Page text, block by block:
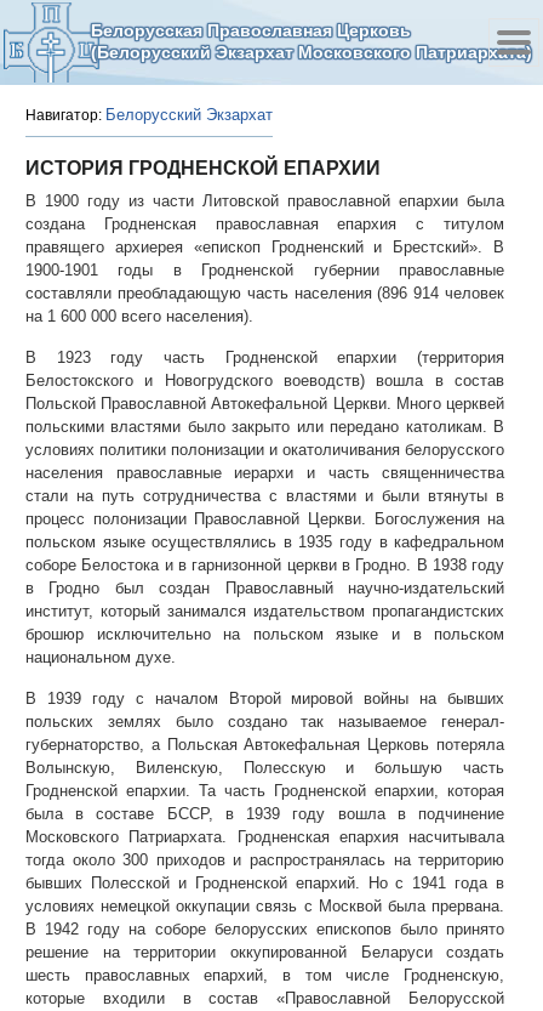
Белорусская Православная Церковь
(Белорусский Экзархат Московского Патриархата)
Навигатор: Белорусский Экзархат
ИСТОРИЯ ГРОДНЕНСКОЙ ЕПАРХИИ
В 1900 году из части Литовской православной епархии была
создана Гродненская православная епархия с титулом
правящего архиерея «епископ Гродненский и Брестский». В
1900-1901 годы в Гродненской губернии православные
составляли преобладающую часть населения (896 914 человек
на 1 600 000 всего населения).
В 1923 году часть Гродненской епархии (территория
Белостокского и Новогрудского воеводств) вошла в состав
Польской Православной Автокефальной Церкви. Много церквей
польскими властями было закрыто или передано католикам. В
условиях политики полонизации и окатоличивания белорусского
населения православные иерархи и часть священничества
стали на путь сотрудничества с властями и были втянуты в
процесс полонизации Православной Церкви. Богослужения на
польском языке осуществлялись в 1935 году в кафедральном
соборе Белостока и в гарнизонной церкви в Гродно. В 1938 году
в Гродно был создан Православный научно-издательский
институт, который занимался издательством пропагандистских
брошюр исключительно на польском языке и в польском
национальном духе.
В 1939 году с началом Второй мировой войны на бывших
польских землях было создано так называемое генерал-
губернаторство, а Польская Автокефальная Церковь потеряла
Волынскую, Виленскую, Полесскую и большую часть
Гродненской епархии. Та часть Гродненской епархии, которая
была в составе БССР, в 1939 году вошла в подчинение
Московского Патриархата. Гродненская епархия насчитывала
тогда около 300 приходов и распространялась на территорию
бывших Полесской и Гродненской епархий. Но с 1941 года в
условиях немецкой оккупации связь с Москвой была прервана.
В 1942 году на соборе белорусских епископов было принято
решение на территории оккупированной Беларуси создать
шесть православных епархий, в том числе Гродненскую,
которые входили в состав «Православной Белорусской